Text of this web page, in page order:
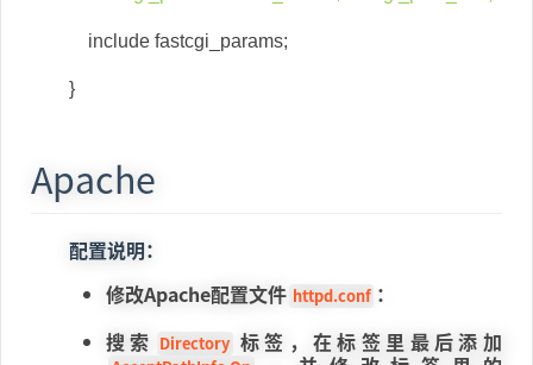
include fastcgi_params;
}
Apache
配置说明：
修改Apache配置文件 httpd.conf ：
搜索 Directory 标签，在标签里最后添加